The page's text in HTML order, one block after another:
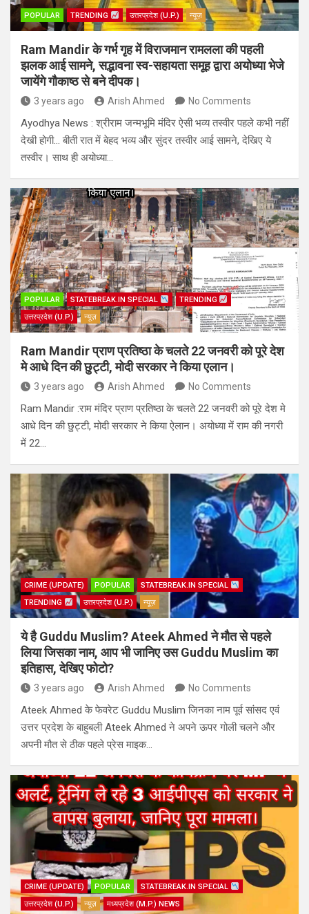
POPULAR TRENDING उत्तरप्रदेश (U.P.) न्यूज़
Ram Mandir के गर्भ गृह में विराजमान रामलला की पहली
झलक आई सामने, सद्भावना स्व-सहायता समूह द्वारा अयोध्या भेजे
जायेंगे गौकाष्ठ से बने दीपक।
3 years ago Arish Ahmed No Comments
Ayodhya News : श्रीराम जन्मभूमि मंदिर ऐसी भव्य तस्वीर पहले कभी नहीं
देखी होगी… बीती रात में बेहद भव्य और सुंदर तस्वीर आई सामने, देखिए ये
तस्वीर। साथ ही अयोध्या…
POPULAR STATEBREAK.IN SPECIAL
TRENDING
उत्तरप्रदेश (U.P.)
न्यूज़
Ram Mandir प्राण प्रतिष्ठा के चलते 22 जनवरी को पूरे देश
मे आधे दिन की छुट्टी, मोदी सरकार ने किया एलान।
3 years ago Arish Ahmed No Comments
Ram Mandir :राम मंदिर प्राण प्रतिष्ठा के चलते 22 जनवरी को पूरे देश मे
आधे दिन की छुट्टी, मोदी सरकार ने किया ऐलान। अयोध्या में राम की नगरी
में 22…
CRIME (UPDATE) POPULAR
STATEBREAK.IN SPECIAL
TRENDING
उत्तरप्रदेश (U.P.) न्यूज़
ये है Guddu Muslim? Ateek Ahmed ने मौत से पहले
लिया जिसका नाम, आप भी जानिए उस Guddu Muslim का
इतिहास, देखिए फोटो?
3 years ago Arish Ahmed No Comments
Ateek Ahmed के फेवरेट Guddu Muslim जिनका नाम पूर्व सांसद एवं
उत्तर प्रदेश के बाहुबली Ateek Ahmed ने अपने ऊपर गोली चलने और
अपनी मौत से ठीक पहले प्रेस माइक…
CRIME (UPDATE) POPULAR
STATEBREAK.IN SPECIAL
उत्तरप्रदेश (U.P.)
न्यूज़ मध्यप्रदेश (M.P.) NEWS